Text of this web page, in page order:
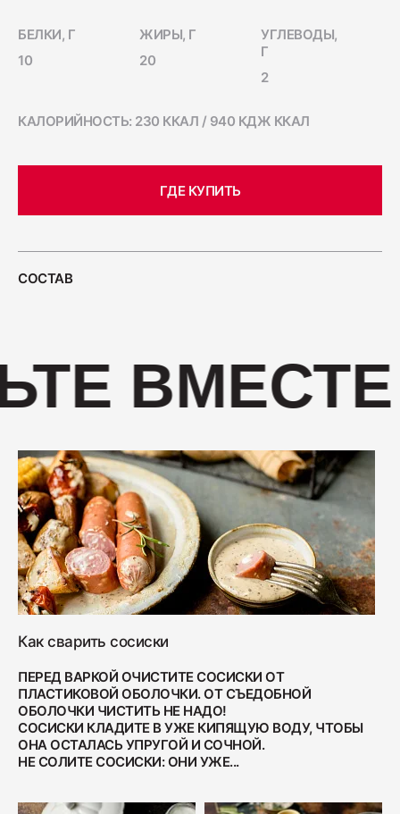
Колбаса полукопчёная "Краковская"
Колбаса сырокопчёная "Зернистая"
400
330
БЕЛКИ, Г
10
ЖИРЫ, Г
20
УГЛЕВОДЫ,
Г
2
КАЛОРИЙНОСТЬ: 230 ККАЛ / 940 КДЖ ККАЛ
ГДЕ КУПИТЬ
СОСТАВ
Как сварить сосиски
ПЕРЕД ВАРКОЙ ОЧИСТИТЕ СОСИСКИ ОТ
ПЛАСТИКОВОЙ ОБОЛОЧКИ. ОТ СЪЕДОБНОЙ
ОБОЛОЧКИ ЧИСТИТЬ НЕ НАДО!
СОСИСКИ КЛАДИТЕ В УЖЕ КИПЯЩУЮ ВОДУ, ЧТОБЫ
ОНА ОСТАЛАСЬ УПРУГОЙ И СОЧНОЙ.
НЕ СОЛИТЕ СОСИСКИ: ОНИ УЖЕ...